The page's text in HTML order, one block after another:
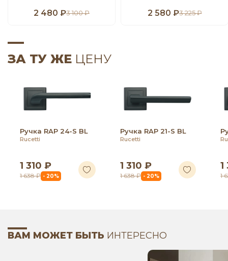
2 480 ₽3 100 ₽ 2 580 ₽3 225 ₽
ЗА ТУ ЖЕ ЦЕНУ
Ручка RAP 24-S BL
Rucetti
1 310 ₽
1 638 ₽ - 20%
Ручка RAP 21-S BL
Rucetti
1 310 ₽
1 638 ₽ - 20%
1
1
ВАМ МОЖЕТ БЫТЬ ИНТЕРЕСНО